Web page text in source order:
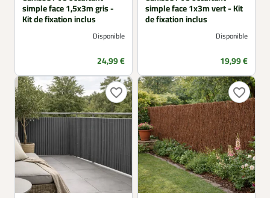
simple face 1,5x3m gris -
Kit de fixation inclus
Disponible
Prix
24,99 €
simple face 1x3m vert - Kit
de fixation inclus
Disponible
Prix
19,99 €
favorite_border favorite_border